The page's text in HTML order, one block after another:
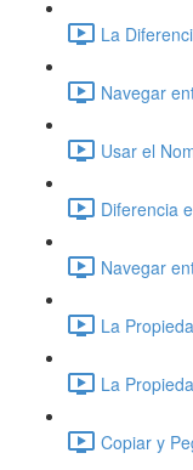
La
Navegar
Usar el
Diferencia
Navegar
La
La
Copiar y